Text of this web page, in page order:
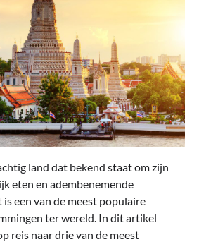
land dat bekend staat om zijn
eten en adembenemende
een van de meest populaire
ter wereld. In dit artikel
reis naar drie van de meest